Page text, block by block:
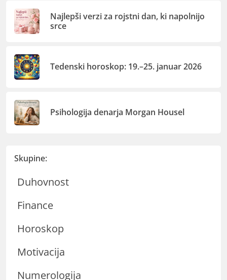
Najlepši verzi za rojstni dan, ki napolnijo
srce
Tedenski horoskop: 19.–25. januar 2026
Psihologija denarja Morgan Housel
Skupine:
Duhovnost
Finance
Horoskop
Motivacija
Numerologija